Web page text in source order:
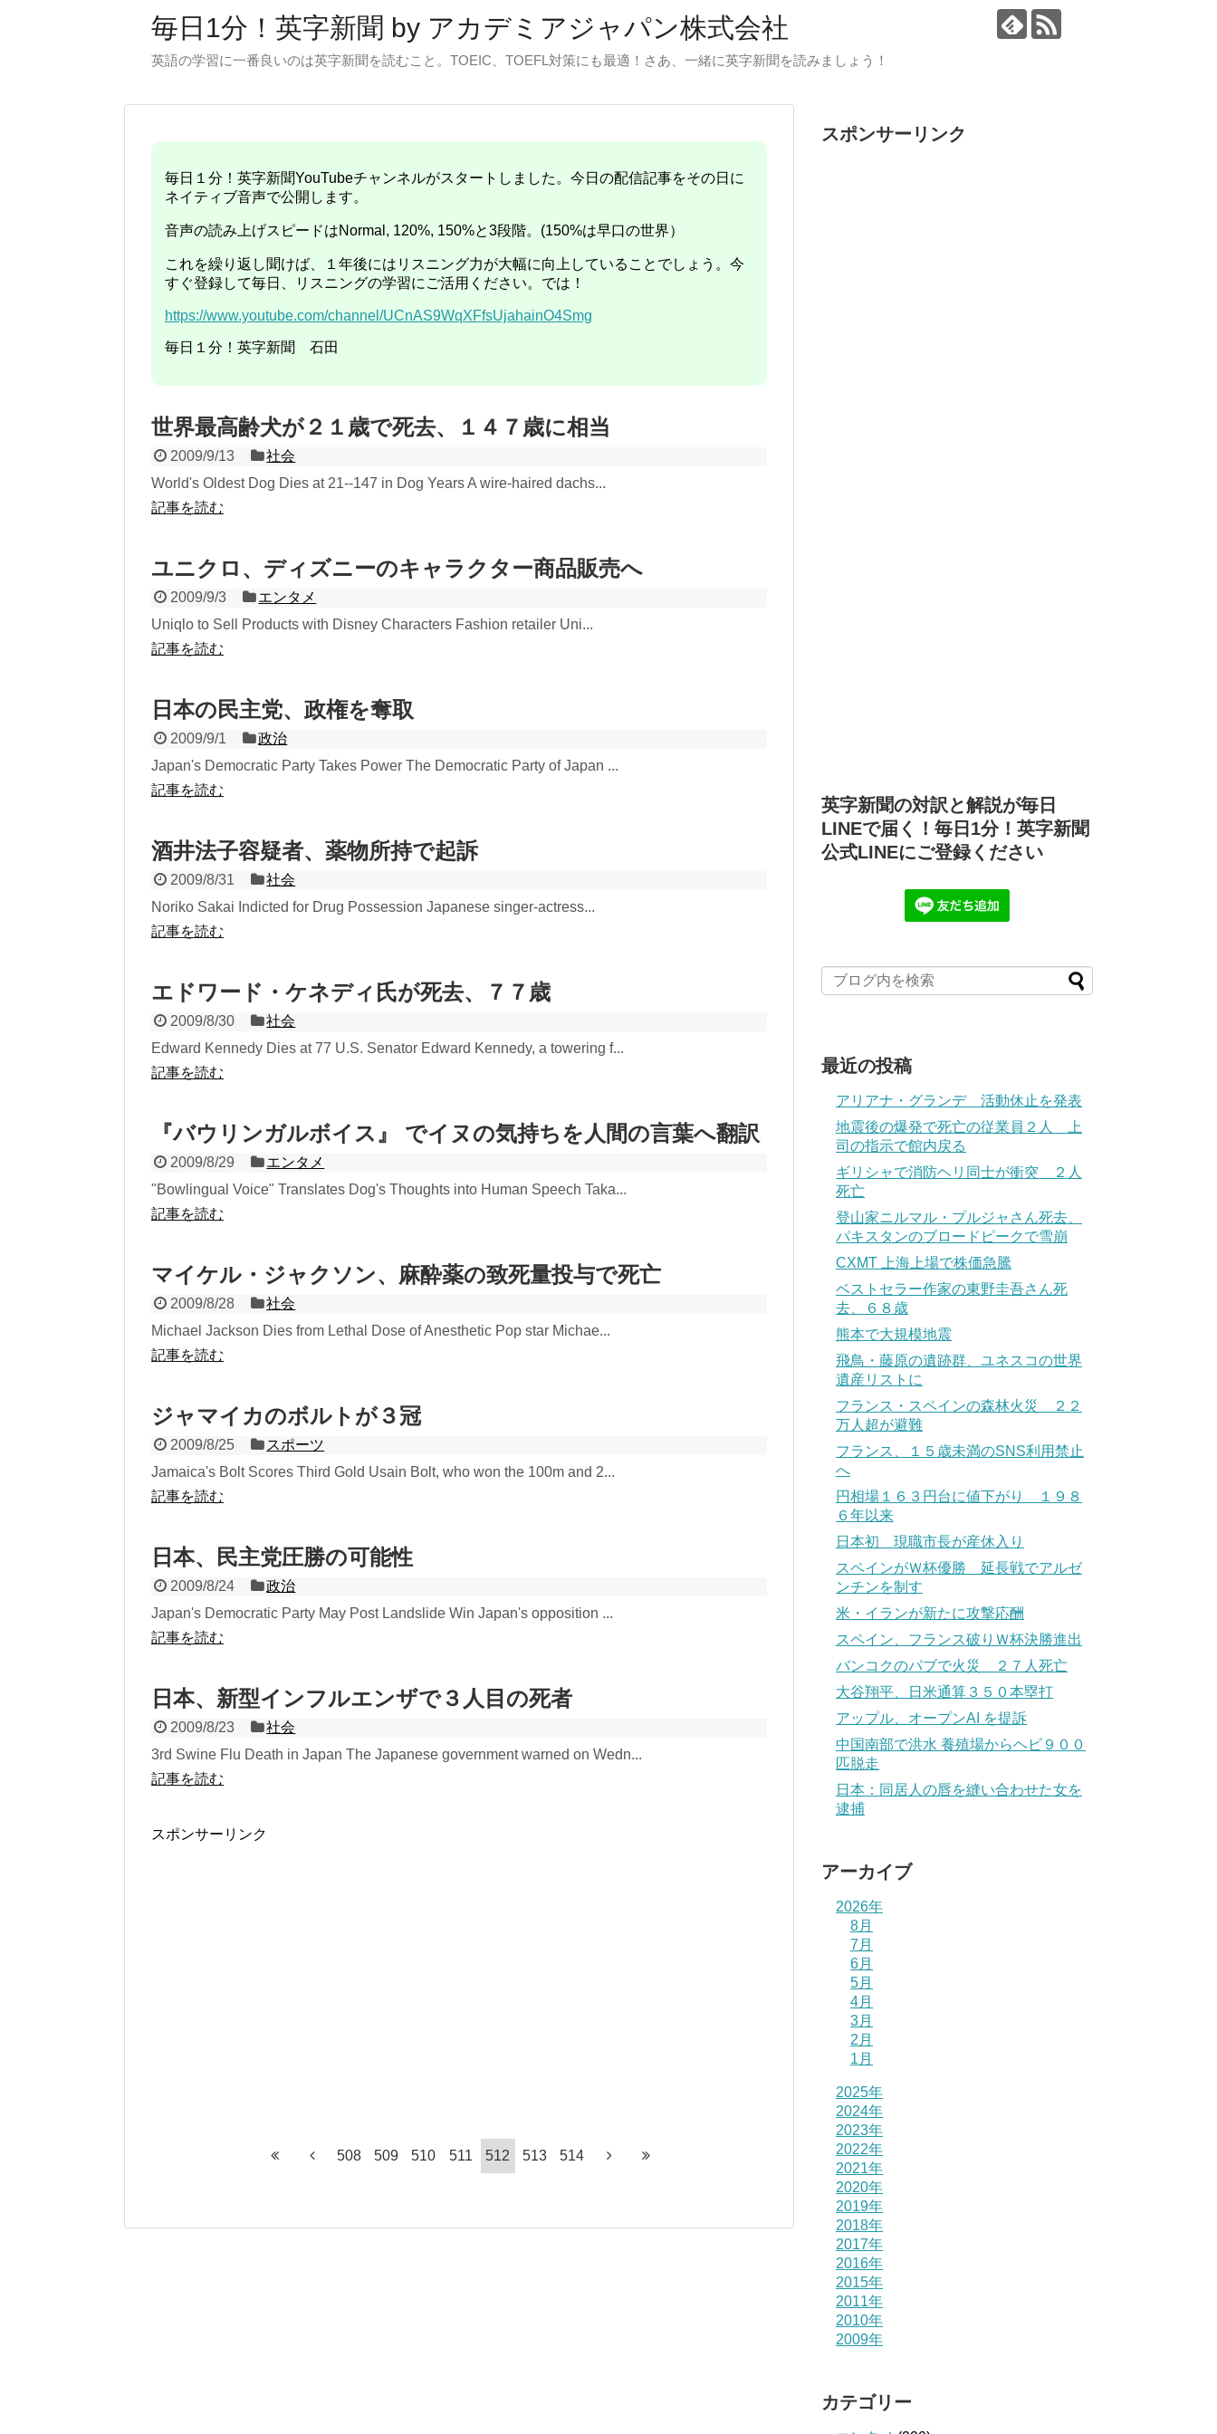
毎日1分！英字新聞 by アカデミアジャパン株式会社
英語の学習に一番良いのは英字新聞を読むこと。TOEIC、TOEFL対策にも最適！さあ、一緒に英字新聞を読みましょう！
毎日１分！英字新聞YouTubeチャンネルがスタートしました。今日の配信記事をその日に
ネイティブ音声で公開します。
音声の読み上げスピードはNormal, 120%, 150%と3段階。(150%は早口の世界）
これを繰り返し聞けば、１年後にはリスニング力が大幅に向上していることでしょう。今
すぐ登録して毎日、リスニングの学習にご活用ください。では！
https://www.youtube.com/channel/UCnAS9WqXFfsUjahainO4Smg
毎日１分！英字新聞 石田
世界最高齢犬が２１歳で死去、１４７歳に相当
2009/9/13
社会
World's Oldest Dog Dies at 21--147 in Dog Years A wire-haired dachs...
記事を読む
ユニクロ、ディズニーのキャラクター商品販売へ
2009/9/3
エンタメ
Uniqlo to Sell Products with Disney Characters Fashion retailer Uni...
記事を読む
日本の民主党、政権を奪取
2009/9/1
政治
Japan's Democratic Party Takes Power The Democratic Party of Japan ...
記事を読む
酒井法子容疑者、薬物所持で起訴
2009/8/31
社会
Noriko Sakai Indicted for Drug Possession Japanese singer-actress...
記事を読む
エドワード・ケネディ氏が死去、７７歳
2009/8/30
社会
Edward Kennedy Dies at 77 U.S. Senator Edward Kennedy, a towering f...
記事を読む
『バウリンガルボイス』 でイヌの気持ちを人間の言葉へ翻訳
2009/8/29
エンタメ
"Bowlingual Voice" Translates Dog's Thoughts into Human Speech Taka...
記事を読む
マイケル・ジャクソン、麻酔薬の致死量投与で死亡
2009/8/28
社会
Michael Jackson Dies from Lethal Dose of Anesthetic Pop star Michae...
記事を読む
ジャマイカのボルトが３冠
2009/8/25
スポーツ
Jamaica's Bolt Scores Third Gold Usain Bolt, who won the 100m and 2...
記事を読む
日本、民主党圧勝の可能性
2009/8/24
政治
Japan's Democratic Party May Post Landslide Win Japan's opposition ...
記事を読む
日本、新型インフルエンザで３人目の死者
2009/8/23
社会
3rd Swine Flu Death in Japan The Japanese government warned on Wedn...
記事を読む
スポンサーリンク
508 509 510 511 512 513 514
スポンサーリンク
英字新聞の対訳と解説が毎日
LINEで届く！毎日1分！英字新聞
公式LINEにご登録ください
最近の投稿
アリアナ・グランデ 活動休止を発表
地震後の爆発で死亡の従業員２人 上
司の指示で館内戻る
ギリシャで消防ヘリ同士が衝突 ２人
死亡
登山家ニルマル・プルジャさん死去、
パキスタンのブロードピークで雪崩
CXMT 上海上場で株価急騰
ベストセラー作家の東野圭吾さん死
去、６８歳
熊本で大規模地震
飛鳥・藤原の遺跡群、ユネスコの世界
遺産リストに
フランス・スペインの森林火災 ２２
万人超が避難
フランス、１５歳未満のSNS利用禁止
へ
円相場１６３円台に値下がり １９８
６年以来
日本初 現職市長が産休入り
スペインがＷ杯優勝 延長戦でアルゼ
ンチンを制す
米・イランが新たに攻撃応酬
スペイン、フランス破りＷ杯決勝進出
バンコクのパブで火災 ２７人死亡
大谷翔平、日米通算３５０本塁打
アップル、オープンAI を提訴
中国南部で洪水 養殖場からヘビ９００
匹脱走
日本：同居人の唇を縫い合わせた女を
逮捕
アーカイブ
2026年
8月
7月
6月
5月
4月
3月
2月
1月
2025年
2024年
2023年
2022年
2021年
2020年
2019年
2018年
2017年
2016年
2015年
2011年
2010年
2009年
カテゴリー